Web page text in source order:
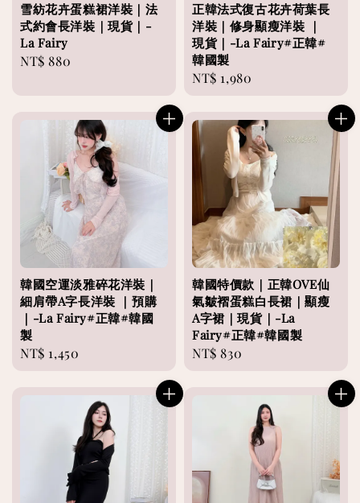
雪紡花卉蛋糕裙洋裝｜法
式約會長洋裝｜現貨｜-
La Fairy
Regular
NT$ 880
正韓法式復古花卉荷葉長
洋裝｜修身顯瘦洋裝 ｜
現貨｜-La Fairy#正韓#
韓國製
Regular
NT$ 1,980
韓國空運淡雅碎花洋裝｜
細肩帶A字長洋裝 ｜預購
｜-La Fairy#正韓#韓國
製
Regular
NT$ 1,450
韓國特價款｜正韓OVE仙
氣皺褶蛋糕白長裙｜顯瘦
A字裙｜現貨｜-La
Fairy#正韓#韓國製
Regular
NT$ 830